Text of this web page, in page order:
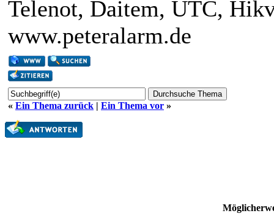
Telenot, Daitem, UTC,
www.peteralarm.de
« Ein Thema zurück | Ein Thema vor »